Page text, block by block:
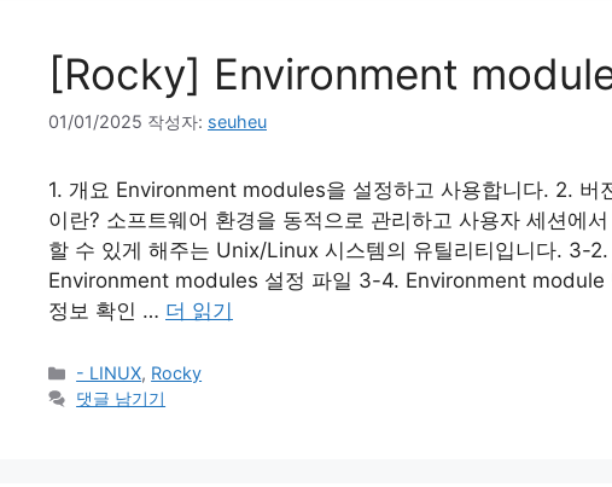
[Rocky] Environment
01/01/2025 작성자: seuheu
1. 개요 Environment modules을 설정하고 사용합니다. 2.
이란? 소프트웨어 환경을 동적으로 관리하고 사용자 세션에
할 수 있게 해주는 Unix/Linux 시스템의 유틸리티입니다. 3-
Environment modules 설정 파일 3-4. Environment
정보 확인 … 더 읽기
카
테
- LINUX, Rocky
댓글 남기기